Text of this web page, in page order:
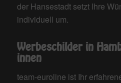
der Hansestadt setzt Ihre
individuell um.
Werbeschilder in
innen
team-euroline ist Ihr